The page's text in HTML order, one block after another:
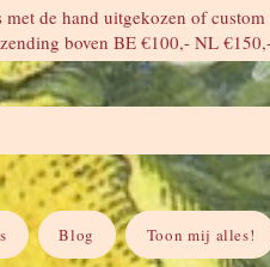
de hand uitgekozen of custom
boven BE €100,- NL
Blog Toon mij alles!